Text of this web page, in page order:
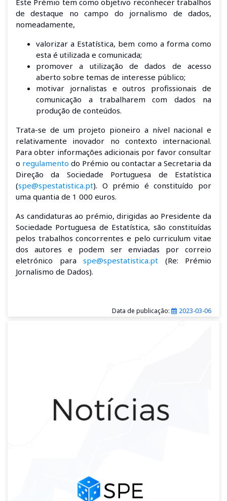
de destaque no campo do jornalismo de dados,
nomeadamente,
valorizar a Estatística, bem como a forma como
esta é utilizada e comunicada;
promover a utilização de dados de acesso
aberto sobre temas de interesse público;
motivar jornalistas e outros profissionais de
comunicação a trabalharem com dados na
produção de conteúdos.
Trata-se de um projeto pioneiro a nível nacional e
relativamente inovador no contexto internacional.
Para obter informações adicionais por favor consultar
o regulamento do Prémio ou contactar a Secretaria da
Direção da Sociedade Portuguesa de Estatística
(spe@spestatistica.pt). O prémio é constituído por
uma quantia de 1 000 euros.
As candidaturas ao prémio, dirigidas ao Presidente da
Sociedade Portuguesa de Estatística, são constituídas
pelos trabalhos concorrentes e pelo curriculum vitae
dos autores e podem ser enviadas por correio
eletrónico para spe@spestatistica.pt (Re: Prémio
Jornalismo de Dados).
Data de publicação: 2023-03-06